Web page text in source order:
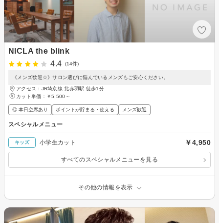
NICLA the blink
4.4
(14件)
《メンズ歓迎☆》サロン選びに悩んでいるメンズもご安心ください。
アクセス：JR埼京線 北赤羽駅 徒歩1分
カット単価： ￥5,500～
◎ 本日空席あり ポイントが貯まる・使える メンズ歓迎
スペシャルメニュー
キッズ 小学生カット ￥4,950
すべてのスペシャルメニューを見る
その他の情報を表示